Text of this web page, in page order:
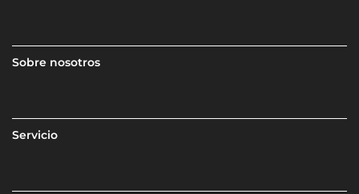
Sobre nosotros
Servicio